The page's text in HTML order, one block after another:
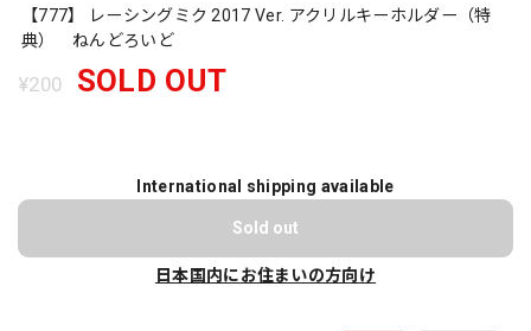
【777】 レーシングミク 2017 Ver. アクリルキーホルダー（特
典） ねんどろいど
¥200 SOLD OUT
International shipping available
Sold out
日本国内にお住まいの方向け